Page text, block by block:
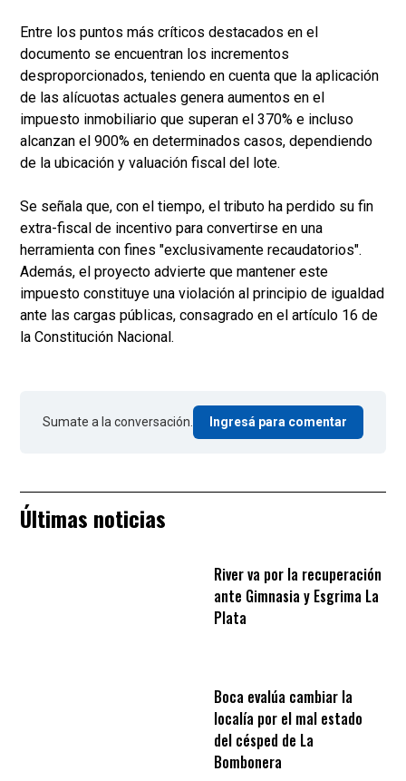
Entre los puntos más críticos destacados en el
documento se encuentran los incrementos
desproporcionados, teniendo en cuenta que la aplicación
de las alícuotas actuales genera aumentos en el
impuesto inmobiliario que superan el 370% e incluso
alcanzan el 900% en determinados casos, dependiendo
de la ubicación y valuación fiscal del lote.
Se señala que, con el tiempo, el tributo ha perdido su fin
extra-fiscal de incentivo para convertirse en una
herramienta con fines "exclusivamente recaudatorios".
Además, el proyecto advierte que mantener este
impuesto constituye una violación al principio de igualdad
ante las cargas públicas, consagrado en el artículo 16 de
la Constitución Nacional.
Sumate a la conversación. Ingresá para comentar
Últimas noticias
River va por la recuperación
ante Gimnasia y Esgrima La
Plata
Boca evalúa cambiar la
localía por el mal estado
del césped de La
Bombonera